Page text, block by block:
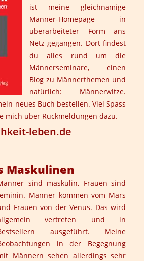
ist meine gleichnamige
Männer-Homepage in
überarbeiteter Form ans
Netz gegangen. Dort findest
du alles rund um die
Männerseminare, einen
Blog zu Männerthemen und
natürlich: Männerwitze.
neues Buch bestellen. Viel Spass
mich über Rückmeldungen dazu.
leben.de
Maskulinen
sind maskulin, Frauen sind
Männer kommen vom Mars
Frauen von der Venus. Das wird
vertreten und in
ausgeführt. Meine
in der Begegnung
Männern sehen allerdings sehr